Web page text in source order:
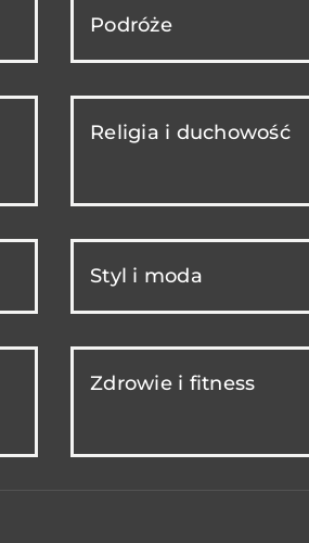
Podróże
Religia i duchowość
Styl i moda
Zdrowie i fitness